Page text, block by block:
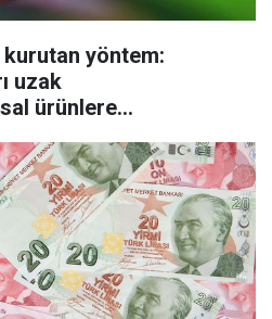
kurutan yöntem:
uzak
ürünlere